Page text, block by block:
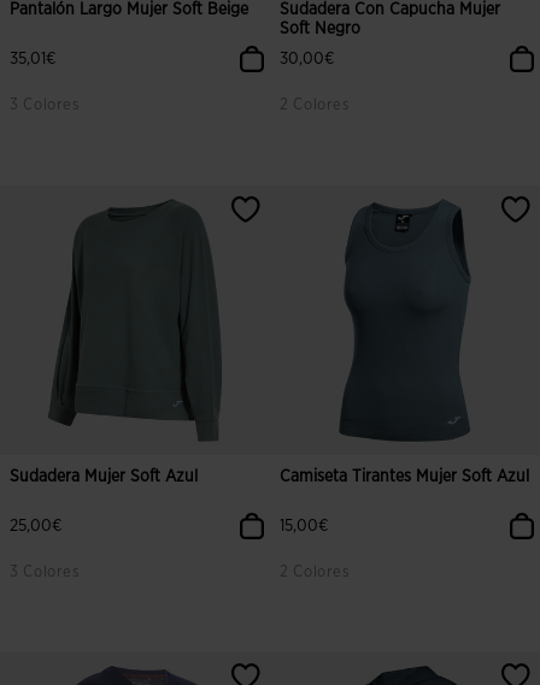
Pantalón Largo Mujer Soft Beige
35,01€
3 Colores
Sudadera Con Capucha Mujer
Soft Negro
30,00€
2 Colores
Sudadera Mujer Soft Azul
25,00€
3 Colores
Camiseta Tirantes Mujer Soft Azul
15,00€
2 Colores